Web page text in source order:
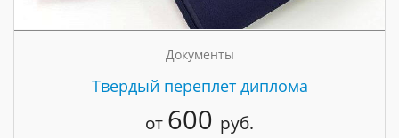
Документы
Твердый переплет диплома
от 600 руб.